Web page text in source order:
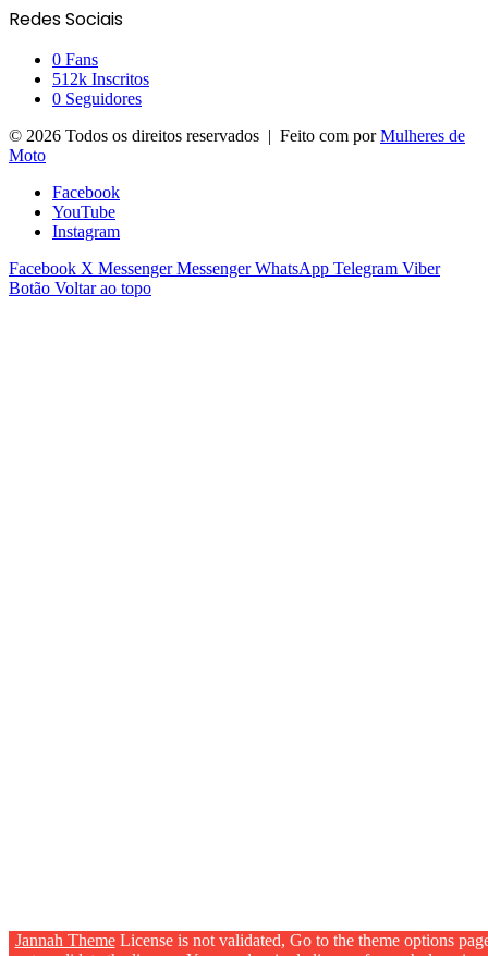
Jannah ThemeLicense is not validated, Go to the theme options
Redes Sociais
0 Fans
512k Inscritos
0 Seguidores
© 2026 Todos os direitos reservados | Feito com porMulheres de
Moto
Facebook
YouTube
Instagram
Facebook X Messenger Messenger WhatsApp Telegram Viber
Botão Voltar ao topo